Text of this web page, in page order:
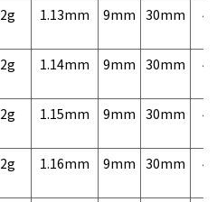
2g 1.13mm 9mm 30mm
2g 1.14mm 9mm 30mm
2g 1.15mm 9mm 30mm
2g 1.16mm 9mm 30mm